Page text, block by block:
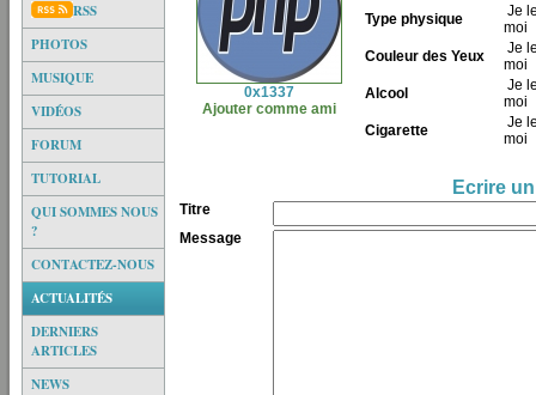
RSS
PHOTOS
MUSIQUE
VIDÉOS
FORUM
TUTORIAL
QUI SOMMES NOUS
?
CONTACTEZ-NOUS
ACTUALITÉS
DERNIERS
ARTICLES
NEWS
0x1337
Ajouter comme ami
Type physique
Je
moi
Couleur des Yeux
Je
moi
Alcool
Je
moi
Cigarette
Je
moi
Ecrire
Titre
Message